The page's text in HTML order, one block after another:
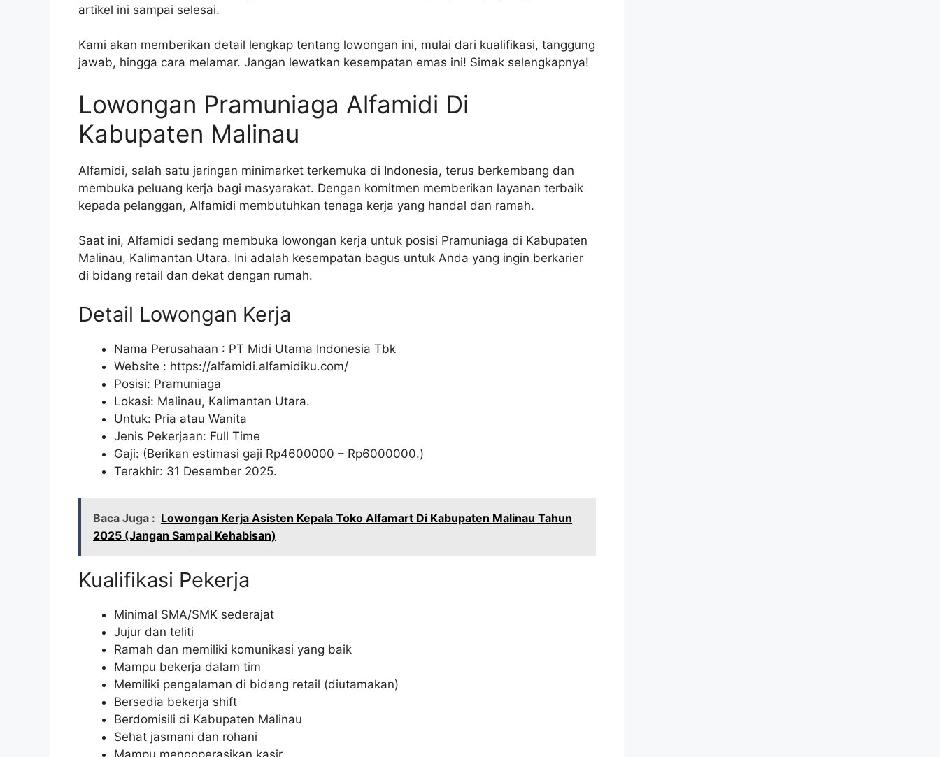
artikel ini sampai selesai.
Kami akan memberikan detail lengkap tentang lowongan ini, mulai dari kualifikasi, tanggung
jawab, hingga cara melamar. Jangan lewatkan kesempatan emas ini! Simak selengkapnya!
Lowongan Pramuniaga Alfamidi Di
Kabupaten Malinau
Alfamidi, salah satu jaringan minimarket terkemuka di Indonesia, terus berkembang dan
membuka peluang kerja bagi masyarakat. Dengan komitmen memberikan layanan terbaik
kepada pelanggan, Alfamidi membutuhkan tenaga kerja yang handal dan ramah.
Saat ini, Alfamidi sedang membuka lowongan kerja untuk posisi Pramuniaga di Kabupaten
Malinau, Kalimantan Utara. Ini adalah kesempatan bagus untuk Anda yang ingin berkarier
di bidang retail dan dekat dengan rumah.
Detail Lowongan Kerja
Nama Perusahaan : PT Midi Utama Indonesia Tbk
Website : https://alfamidi.alfamidiku.com/
Posisi: Pramuniaga
Lokasi: Malinau, Kalimantan Utara.
Untuk: Pria atau Wanita
Jenis Pekerjaan: Full Time
Gaji: (Berikan estimasi gaji Rp4600000 – Rp6000000.)
Terakhir: 31 Desember 2025.
Baca Juga : Lowongan Kerja Asisten Kepala Toko Alfamart Di Kabupaten Malinau Tahun
2025 (Jangan Sampai Kehabisan)
Kualifikasi Pekerja
Minimal SMA/SMK sederajat
Jujur dan teliti
Ramah dan memiliki komunikasi yang baik
Mampu bekerja dalam tim
Memiliki pengalaman di bidang retail (diutamakan)
Bersedia bekerja shift
Berdomisili di Kabupaten Malinau
Sehat jasmani dan rohani